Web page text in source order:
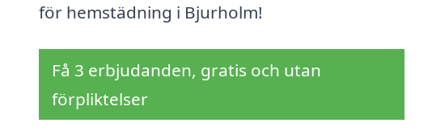
för hemstädning i Bjurholm!
Få 3 erbjudanden, gratis och utan
förpliktelser